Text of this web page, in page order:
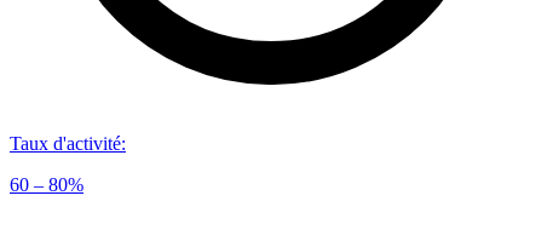
Taux d'activité:
60 – 80%